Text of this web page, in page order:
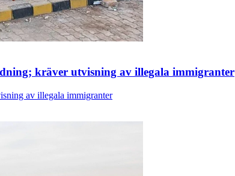
kräver utvisning av illegala immigranter
av illegala immigranter